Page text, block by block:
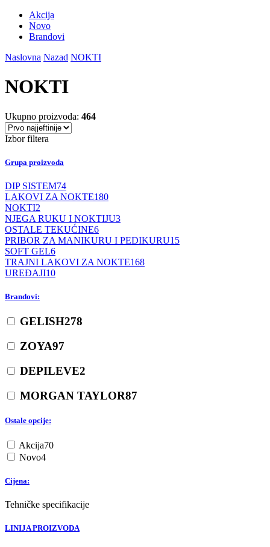
Akcija
Novo
Brandovi
Naslovna Nazad NOKTI
NOKTI
Ukupno proizvoda: 464
Izbor filtera
Grupa proizvoda
DIP SISTEM74
LAKOVI ZA NOKTE180
NOKTI2
NJEGA RUKU I NOKTIJU3
OSTALE TEKUĆINE6
PRIBOR ZA MANIKURU I PEDIKURU15
SOFT GEL6
TRAJNI LAKOVI ZA NOKTE168
UREĐAJI10
Brandovi:
GELISH278
ZOYA97
DEPILEVE2
MORGAN TAYLOR87
Ostale opcije:
Akcija70
Novo4
Cijena:
Tehničke specifikacije
LINIJA PROIZVODA